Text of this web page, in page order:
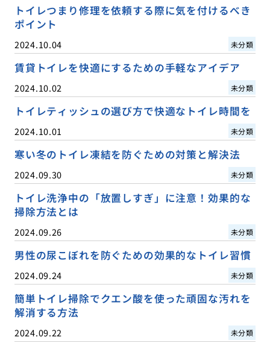
トイレつまり修理を依頼する際に気を付けるべき
ポイント
2024.10.04 未分類
賃貸トイレを快適にするための手軽なアイデア
2024.10.02 未分類
トイレティッシュの選び方で快適なトイレ時間を
2024.10.01 未分類
寒い冬のトイレ凍結を防ぐための対策と解決法
2024.09.30 未分類
トイレ洗浄中の「放置しすぎ」に注意！効果的な
掃除方法とは
2024.09.26 未分類
男性の尿こぼれを防ぐための効果的なトイレ習慣
2024.09.24 未分類
簡単トイレ掃除でクエン酸を使った頑固な汚れを
解消する方法
2024.09.22 未分類